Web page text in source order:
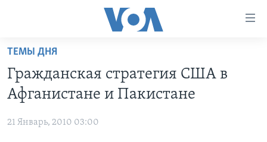
Перейти
основной
контент
Перейти
ПРОГРАММЫ
НОВОСТИ ЗА МИНУТУ
ПРОЕКТЫ
УЧИМ АНГЛИЙСКИЙ
ЭКСПЕРТИЗА
ТЕМЫ ДНЯ
Гражданская стратегия США в
Афганистане и Пакистане
21 Январь, 2010 03:00